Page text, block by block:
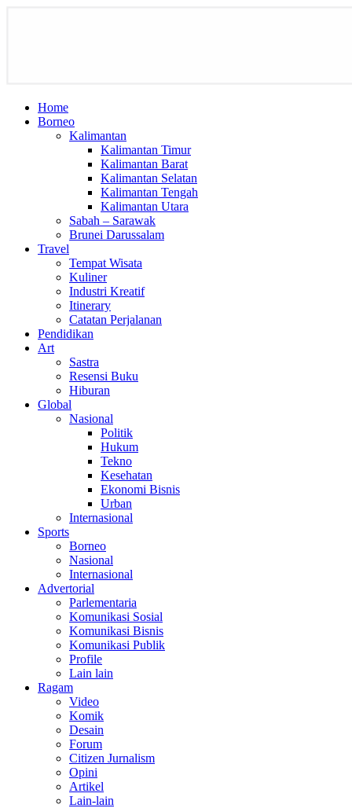
Home
Borneo
Kalimantan
Kalimantan Timur
Kalimantan Barat
Kalimantan Selatan
Kalimantan Tengah
Kalimantan Utara
Sabah – Sarawak
Brunei Darussalam
Travel
Tempat Wisata
Kuliner
Industri Kreatif
Itinerary
Catatan Perjalanan
Pendidikan
Art
Sastra
Resensi Buku
Hiburan
Global
Nasional
Politik
Hukum
Tekno
Kesehatan
Ekonomi Bisnis
Urban
Internasional
Sports
Borneo
Nasional
Internasional
Advertorial
Parlementaria
Komunikasi Sosial
Komunikasi Bisnis
Komunikasi Publik
Profile
Lain lain
Ragam
Video
Komik
Desain
Forum
Citizen Jurnalism
Opini
Artikel
Lain-lain